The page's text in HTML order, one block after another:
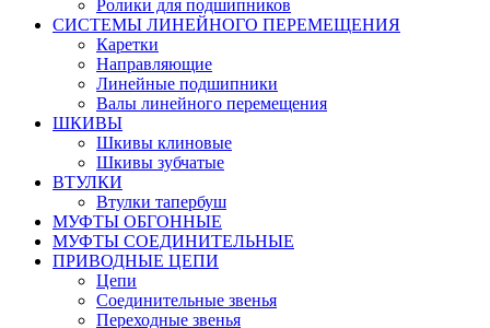
Ролики для подшипников
СИСТЕМЫ ЛИНЕЙНОГО ПЕРЕМЕЩЕНИЯ
Каретки
Направляющие
Линейные подшипники
Валы линейного перемещения
ШКИВЫ
Шкивы клиновые
Шкивы зубчатые
ВТУЛКИ
Втулки тапербуш
МУФТЫ ОБГОННЫЕ
МУФТЫ СОЕДИНИТЕЛЬНЫЕ
ПРИВОДНЫЕ ЦЕПИ
Цепи
Соединительные звенья
Переходные звенья